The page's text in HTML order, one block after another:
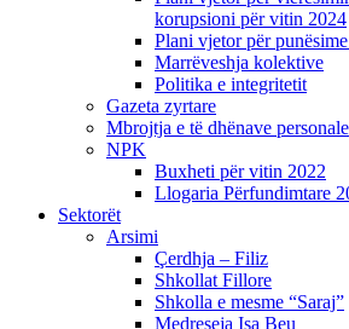
korupsioni për vitin 2024
Plani vjetor për
Marrëveshja kolektive
Politika e integritetit
Gazeta zyrtare
Mbrojtja e të dhënave personale
NPK
Buxheti për vitin 2022
Llogaria Përfundimtare
Sektorët
Arsimi
Çerdhja – Filiz
Shkollat Fillore
Shkolla e mesme “Saraj”
Medreseja Isa Beu